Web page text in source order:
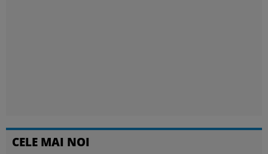
CELE MAI NOI